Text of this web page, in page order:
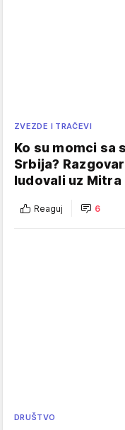
ZVEZDE I TRAČEVI
Ko su momci sa
Srbija?
ludovali uz Mitra
Reaguj 6
DRUŠTVO